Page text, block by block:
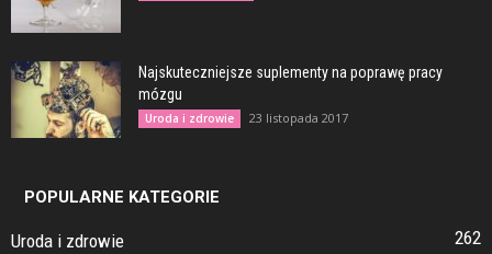
Najskuteczniejsze suplementy na poprawę pracy
mózgu
Uroda i zdrowie 23 listopada 2017
POPULARNE KATEGORIE
Uroda i zdrowie 262